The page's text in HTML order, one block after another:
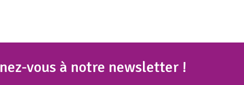
-vous à notre newsletter !